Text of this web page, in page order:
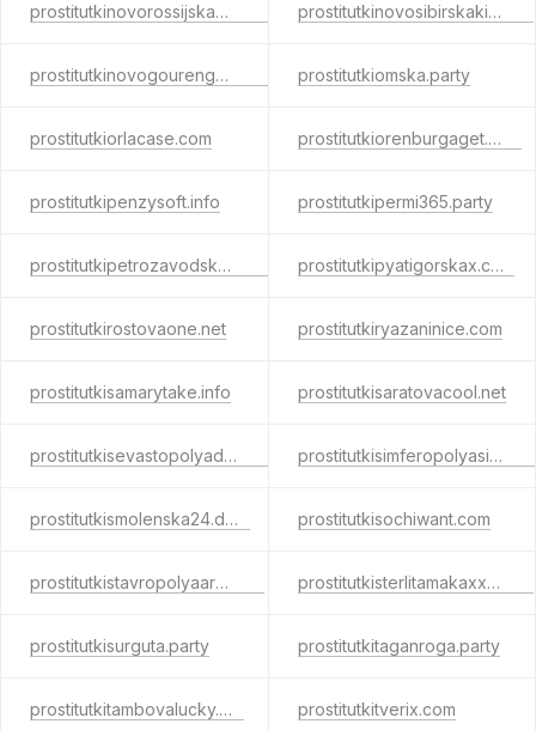
prostitutkinovorossijskawant.com prostitutkinovosibirskakiss.net
prostitutkinovogourengoyasexy.net prostitutkiomska.party
prostitutkiorlacase.com prostitutkiorenburgaget.com
prostitutkipenzysoft.info prostitutkipermi365.party
prostitutkipetrozavodskaher.net prostitutkipyatigorskax.com
prostitutkirostovaone.net prostitutkiryazaninice.com
prostitutkisamarytake.info prostitutkisaratovacool.net
prostitutkisevastopolyadeep.net prostitutkisimferopolyasite.com
prostitutkismolenska24.date prostitutkisochiwant.com
prostitutkistavropolyaarea.net prostitutkisterlitamakaxxx.com
prostitutkisurguta.party prostitutkitaganroga.party
prostitutkitambovalucky.net prostitutkitverix.com